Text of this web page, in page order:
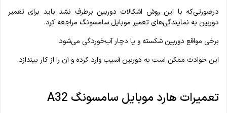
درصورتی‌که با این روش اشکالات دوربین برطرف نشد باید برای تعمیر
دوربین به نمایندگی‌های تعمیر موبایل سامسونگ مراجعه کرد.
برخی مواقع دوربین شکسته و یا دچار آب‌خوردگی می‌شود.
این حوادث ممکن است به دوربین آسیب وارد کرده و آن را از کار بیندازد.
تعمیرات هارد موبایل سامسونگ A32